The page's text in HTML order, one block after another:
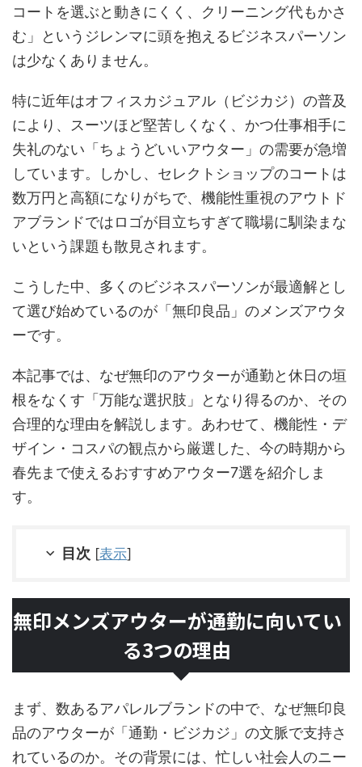
コートを選ぶと動きにくく、クリーニング代もかさ
む」というジレンマに頭を抱えるビジネスパーソン
は少なくありません。
特に近年はオフィスカジュアル（ビジカジ）の普及
により、スーツほど堅苦しくなく、かつ仕事相手に
失礼のない「ちょうどいいアウター」の需要が急増
しています。しかし、セレクトショップのコートは
数万円と高額になりがちで、機能性重視のアウトド
アブランドではロゴが目立ちすぎて職場に馴染まな
いという課題も散見されます。
こうした中、多くのビジネスパーソンが最適解とし
て選び始めているのが「無印良品」のメンズアウタ
ーです。
本記事では、なぜ無印のアウターが通勤と休日の垣
根をなくす「万能な選択肢」となり得るのか、その
合理的な理由を解説します。あわせて、機能性・デ
ザイン・コスパの観点から厳選した、今の時期から
春先まで使えるおすすめアウター7選を紹介しま
す。
目次 [表示]
無印メンズアウターが通勤に向いてい
る3つの理由
まず、数あるアパレルブランドの中で、なぜ無印良
品のアウターが「通勤・ビジカジ」の文脈で支持さ
れているのか。その背景には、忙しい社会人のニー